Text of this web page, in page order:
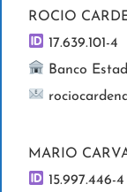
ROCIO
17.639.101-4
Banco
MARIO
15.997.446-4